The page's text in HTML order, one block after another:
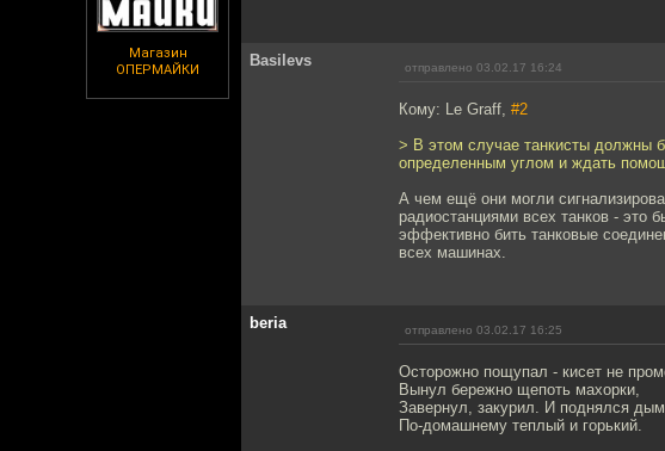
Магазин
ОПЕРМАЙКИ
Basilevs отправлено 03.02.17 16:24
Кому: Le Graff, #2
> В этом случае танкисты должны
определенным углом и ждать
А чем ещё они могли
радиостанциями всех танков - это
эффективно бить танковые
всех машинах.
beria отправлено 03.02.17 16:25
Осторожно пощупал - кисет не
Вынул бережно щепоть махорки,
Завернул, закурил. И поднялся
По-домашнему теплый и горький.